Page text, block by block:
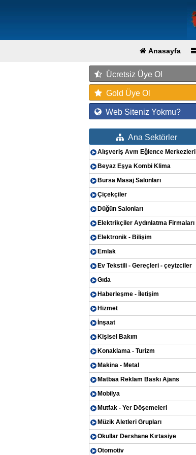
Anasayfa
Ücretsiz Üye Ol
Gold Üye Ol
Web Siteniz Yokmu?
Ana Sektörler
Alışveriş Avm Eğlence Merkezleri
Beyaz Eşya Kombi Klima
Bursa Masaj Salonları
Çiçekçiler
Düğün Salonları
Elektrikçiler Aydınlatma Firmaları
Elektronik - Bilişim
Emlak
Ev Tekstili - Gereçleri - çeyizciler
Gıda
Haberleşme - İletişim
Hizmet
İnşaat
Kişisel Bakım
Konaklama - Turizm
Makina - Metal
Matbaa Reklam Baskı Ajans
Mobilya
Mutfak - Yer Döşemeleri
Müzik Aletleri Grupları
Okullar Dershane Kırtasiye
Otomotiv